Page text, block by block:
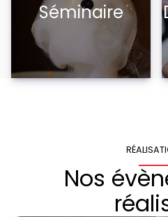
Séminaire
Nos